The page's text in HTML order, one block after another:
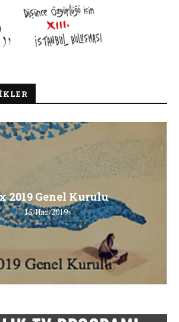
2019 Genel Kurulu
15/Haz/2019